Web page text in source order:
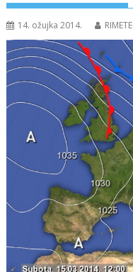
14. ožujka 2014.